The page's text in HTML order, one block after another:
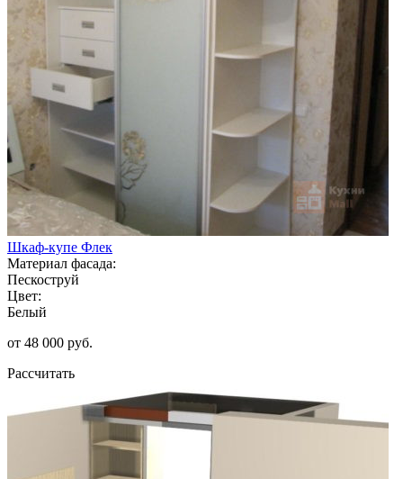
Шкаф-купе Флек
Материал фасада:
Пескоструй
Цвет:
Белый
от 48 000 руб.
Рассчитать